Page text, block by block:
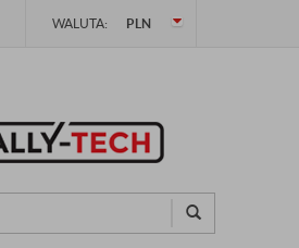
WALUTA: PLN